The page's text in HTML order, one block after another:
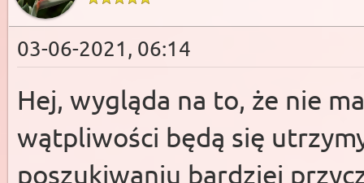
03-06-2021, 06:14
Hej, wygląda na to, że nie
wątpliwości będą się
poszukiwaniu bardziej